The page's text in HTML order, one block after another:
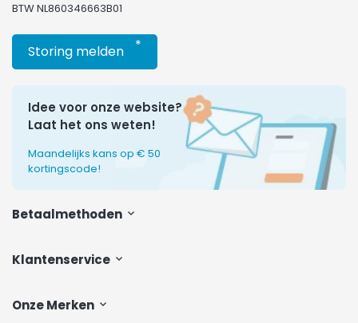
Klantenservice
Onze Merken
BTW NL860346663B01
Storing melden *
Idee voor onze website?
Laat het ons weten!
Maandelijks kans op € 50
kortingscode!
Betaalmethoden